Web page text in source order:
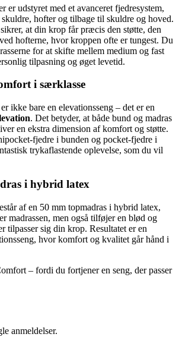
er udstyret med et avanceret fjedresystem,
hofter og tilbage til skuldre og hoved.
at din krop får præcis den støtte, den
hofterne, hvor kroppen ofte er tungest. Du
for at skifte mellem medium og fast
tilpasning og øget levetid.
i særklasse
ikke bare en elevationsseng – det er en
. Det betyder, at både bund og madras
en ekstra dimension af komfort og støtte.
fjedre i bunden og pocket-fjedre i
trykaflastende oplevelse, som du vil
i hybrid latex
af en 50 mm topmadras i hybrid latex,
madrassen, men også tilføjer en blød og
tilpasser sig din krop. Resultatet er en
hvor komfort og kvalitet går hånd i
– fordi du fortjener en seng, der passer
anmeldelser.